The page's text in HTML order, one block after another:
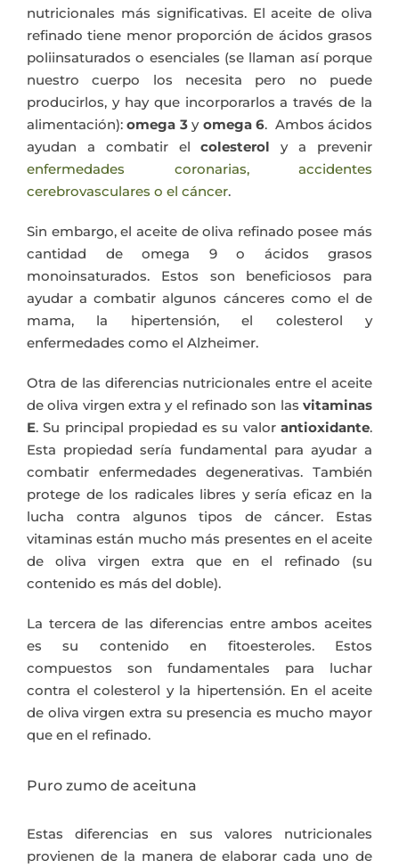
nutricionales más significativas. El aceite de oliva
refinado tiene menor proporción de ácidos grasos
poliinsaturados o esenciales (se llaman así porque
nuestro cuerpo los necesita pero no puede
producirlos, y hay que incorporarlos a través de la
alimentación):omega 3y omega 6. Ambos ácidos
ayudan a combatir elcolesterol y a prevenir
enfermedades coronarias, accidentes
cerebrovasculares o el cáncer.
Sin embargo, el aceite de oliva refinado posee más
cantidad de omega 9 o ácidos grasos
monoinsaturados. Estos son beneficiosos para
ayudar a combatir algunos cánceres como el de
mama, la hipertensión, el colesterol y
enfermedades como el Alzheimer.
Otra de las diferencias nutricionales entre el aceite
de oliva virgen extra y el refinado son las vitaminas
E. Su principal propiedad es su valor antioxidante.
Esta propiedad sería fundamental para ayudar a
combatir enfermedades degenerativas. También
protege de los radicales libres y sería eficaz en la
lucha contra algunos tipos de cáncer. Estas
vitaminas están mucho más presentes en el aceite
de oliva virgen extra que en el refinado (su
contenido es más del doble).
La tercera de las diferencias entre ambos aceites
es su contenido en fitoesteroles. Estos
compuestos son fundamentales para luchar
contra el colesterol y la hipertensión. En el aceite
de oliva virgen extra su presencia es mucho mayor
que en el refinado.
Puro zumo de aceituna
Estas diferencias en sus valores nutricionales
provienen de la manera de elaborar cada uno de